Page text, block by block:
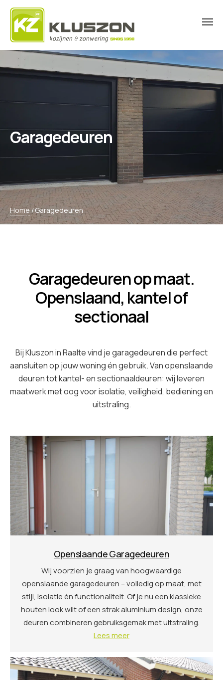
Garagedeuren
Home/Garagedeuren
Garagedeuren op maat.
Openslaand, kantel of
sectionaal
Bij Kluszon in Raalte vind je garagedeuren die perfect
aansluiten op jouw woning én gebruik. Van openslaande
deuren tot kantel- en sectionaaldeuren: wij leveren
maatwerk met oog voor isolatie, veiligheid, bediening en
uitstraling.
Openslaande Garagedeuren
Wij voorzien je graag van hoogwaardige
openslaande garagedeuren – volledig op maat, met
stijl, isolatie én functionaliteit. Of je nu een klassieke
houten look wilt of een strak aluminium design, onze
deuren combineren gebruiksgemak met uitstraling.
Lees meer